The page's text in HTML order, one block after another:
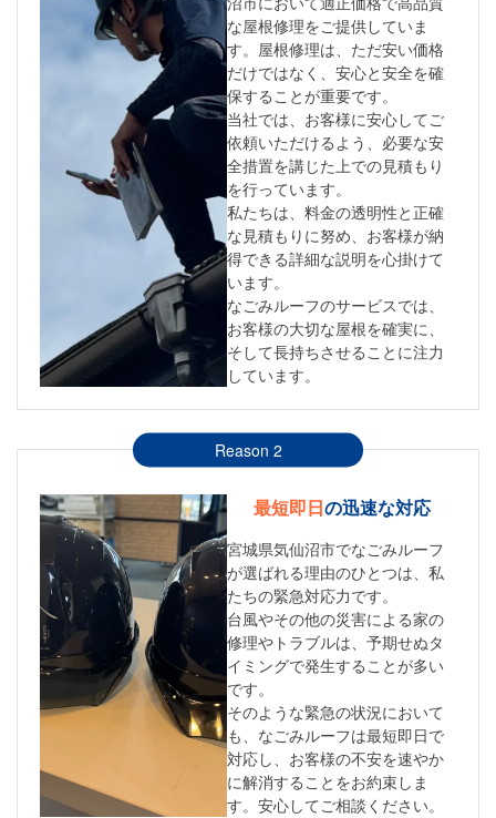
な屋根修理をご提供していま
す。屋根修理は、ただ安い価格
だけではなく、安心と安全を確
保することが重要です。
当社では、お客様に安心してご
依頼いただけるよう、必要な安
全措置を講じた上での見積もり
を行っています。
私たちは、料金の透明性と正確
な見積もりに努め、お客様が納
得できる詳細な説明を心掛けて
います。
なごみルーフのサービスでは、
お客様の大切な屋根を確実に、
そして長持ちさせることに注力
しています。
Reason 2
最短即日の迅速な対応
宮城県気仙沼市でなごみルーフ
が選ばれる理由のひとつは、私
たちの緊急対応力です。
台風やその他の災害による家の
修理やトラブルは、予期せぬタ
イミングで発生することが多い
です。
そのような緊急の状況において
も、なごみルーフは最短即日で
対応し、お客様の不安を速やか
に解消することをお約束しま
す。安心してご相談ください。